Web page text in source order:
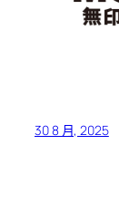
30 8 月, 2025